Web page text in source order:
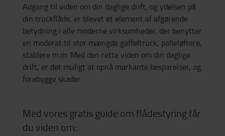
Adgang til viden om din daglige drift, og ydelsen på
din truckflåde, er blevet et element af afgørende
betydning i alle moderne virksomheder, der benytter
en moderat til stor mængde gaffeltruck, palleløftere,
stablere m.m. Med den rette viden om din daglige
drift, er det muligt at opnå markante besparelser, og
forebygge skader.
Med vores gratis guide om flådestyring får
du viden om: